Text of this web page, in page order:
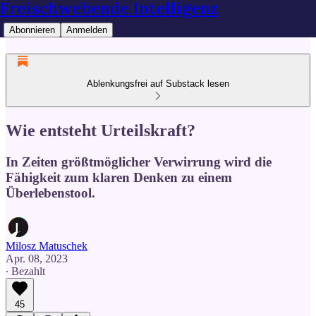
Freischwebende Intelligenz
Abonnieren Anmelden
Ablenkungsfrei auf Substack lesen
Wie entsteht Urteilskraft?
In Zeiten größtmöglicher Verwirrung wird die
Fähigkeit zum klaren Denken zu einem
Überlebenstool.
Milosz Matuschek
Apr. 08, 2023
∙ Bezahlt
45